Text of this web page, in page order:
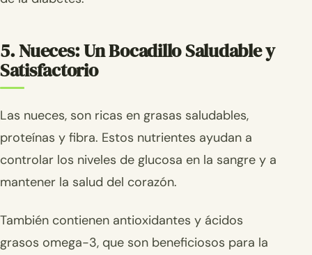
5. Nueces: Un Bocadillo Saludable y
Satisfactorio
Las nueces, son ricas en grasas saludables,
proteínas y fibra. Estos nutrientes ayudan a
controlar los niveles de glucosa en la sangre y a
mantener la salud del corazón.
También contienen antioxidantes y ácidos
grasos omega-3, que son beneficiosos para la